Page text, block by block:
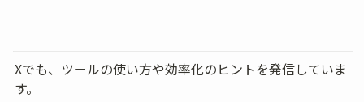
Xでも、ツールの使い方や効率化のヒントを発信していま
す。